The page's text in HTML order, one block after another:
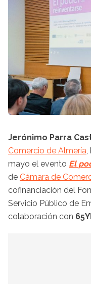
Jerónimo Parra
Comercio de Almería,
mayo el evento El
de Cámara de
cofinanciación del
Servicio Público de
colaboración con